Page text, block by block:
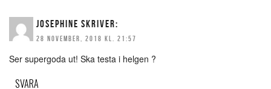
JOSEPHINE SKRIVER:
28 NOVEMBER, 2018 KL. 21:57
Ser supergoda ut! Ska testa i helgen ?
SVARA